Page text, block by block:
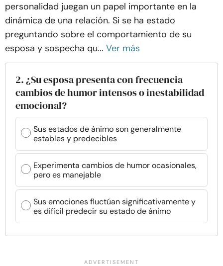
personalidad juegan un papel importante en la
dinámica de una relación. Si se ha estado
preguntando sobre el comportamiento de su
esposa y sospecha qu... Ver más
2. ¿Su esposa presenta con frecuencia
cambios de humor intensos o inestabilidad
emocional?
Sus estados de ánimo son generalmente
estables y predecibles
Experimenta cambios de humor ocasionales,
pero es manejable
Sus emociones fluctúan significativamente y
es difícil predecir su estado de ánimo